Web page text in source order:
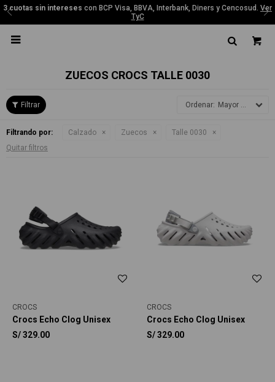
3 cuotas sin intereses con BCP Visa, BBVA, Interbank, Diners y Cencosud. Ver
TyC

ZUECOS CROCS TALLE 0030
Mayor precio
Filtrando por: Calzado Zuecos
Talle 0030
Quitar filtros
CROCS
Crocs Echo Clog Unisex
S/329.00
CROCS
Crocs Echo Clog Unisex
S/329.00